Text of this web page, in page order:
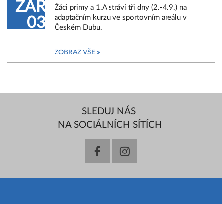
ZÁŘ
03
Žáci primy a 1.A stráví tři dny (2.-4.9.) na
adaptačním kurzu ve sportovním areálu v
Českém Dubu.
ZOBRAZ VŠE
SLEDUJ NÁS
NA SOCIÁLNÍCH SÍTÍCH
facebookinstagram